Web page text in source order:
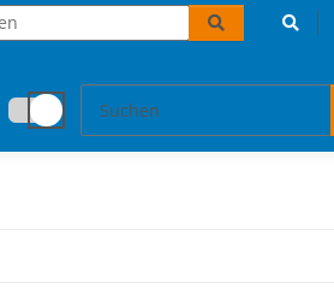
Accessoires und Geschenke